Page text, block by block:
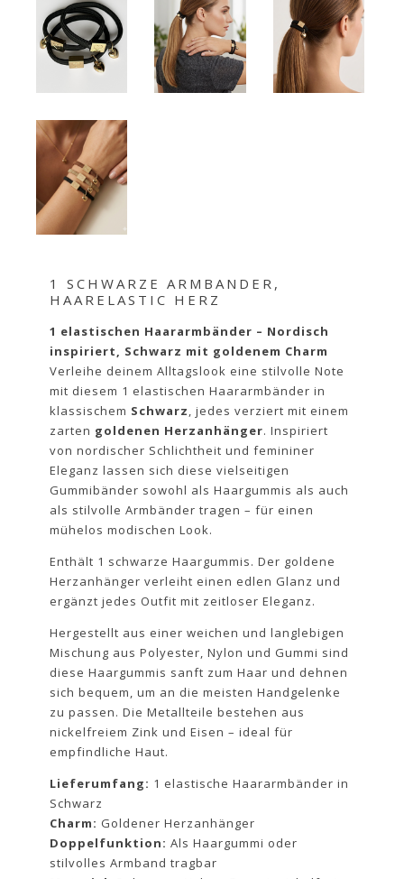
1 SCHWARZE ARMBANDER,
HAARELASTIC HERZ
1 elastischen Haararmbänder – Nordisch
inspiriert, Schwarz mit goldenem Charm
Verleihe deinem Alltagslook eine stilvolle Note
mit diesem 1 elastischen Haararmbänder in
klassischem Schwarz, jedes verziert mit einem
zarten goldenen Herzanhänger. Inspiriert
von nordischer Schlichtheit und femininer
Eleganz lassen sich diese vielseitigen
Gummibänder sowohl als Haargummis als auch
als stilvolle Armbänder tragen – für einen
mühelos modischen Look.
Enthält 1 schwarze Haargummis. Der goldene
Herzanhänger verleiht einen edlen Glanz und
ergänzt jedes Outfit mit zeitloser Eleganz.
Hergestellt aus einer weichen und langlebigen
Mischung aus Polyester, Nylon und Gummi sind
diese Haargummis sanft zum Haar und dehnen
sich bequem, um an die meisten Handgelenke
zu passen. Die Metallteile bestehen aus
nickelfreiem Zink und Eisen – ideal für
empfindliche Haut.
Lieferumfang: 1 elastische Haararmbänder in
Schwarz
Charm: Goldener Herzanhänger
Doppelfunktion: Als Haargummi oder
stilvolles Armband tragbar